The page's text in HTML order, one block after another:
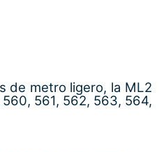
de metro ligero, la ML2
561, 562, 563, 564,